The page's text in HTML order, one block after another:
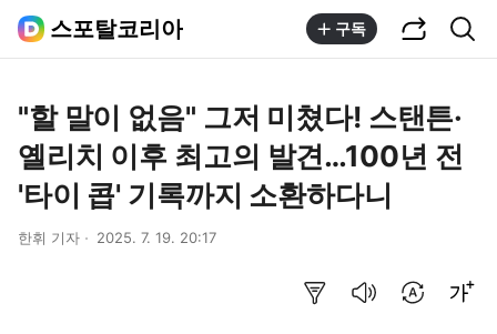
스포탈코리아 구독
"할 말이 없음" 그저 미쳤다! 스탠튼·
옐리치 이후 최고의 발견…100년 전
'타이 콥' 기록까지 소환하다니
한휘 기자 2025. 7. 19. 20:17